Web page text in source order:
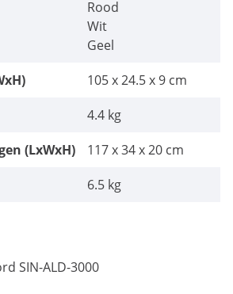
Rood
Wit
Geel
105 x 24.5 x 9 cm
4.4 kg
(LxWxH)
117 x 34 x 20 cm
6.5 kg
SIN-ALD-3000